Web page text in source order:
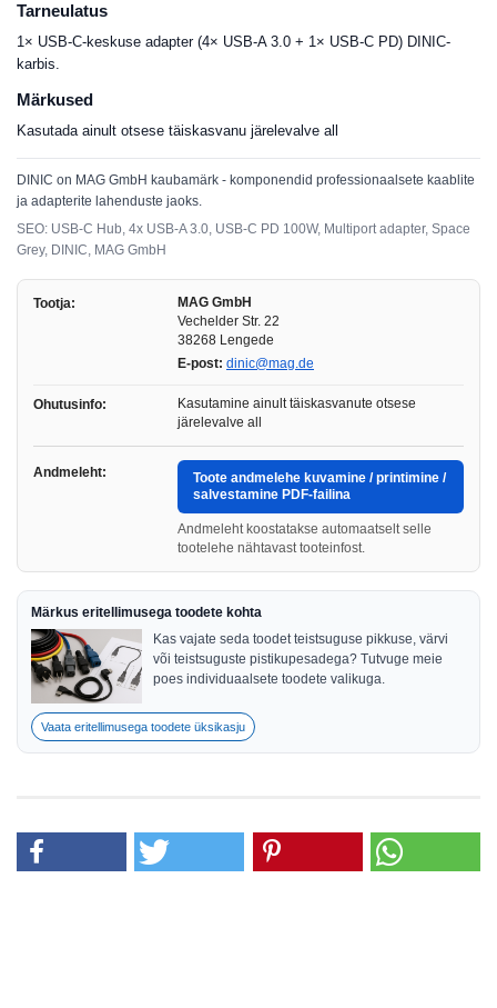
Tarneulatus
1× USB-C-keskuse adapter (4× USB-A 3.0 + 1× USB-C PD) DINIC-
karbis.
Märkused
Kasutada ainult otsese täiskasvanu järelevalve all
DINIC on MAG GmbH kaubamärk - komponendid professionaalsete kaablite
ja adapterite lahenduste jaoks.
SEO: USB-C Hub, 4x USB-A 3.0, USB-C PD 100W, Multiport adapter, Space
Grey, DINIC, MAG GmbH
Tootja:
MAG GmbH
Vechelder Str. 22
38268 Lengede
E-post: dinic@mag.de
Ohutusinfo:
Kasutamine ainult täiskasvanute otsese
järelevalve all
Andmeleht:
Toote andmelehe kuvamine / printimine /
salvestamine PDF-failina
Andmeleht koostatakse automaatselt selle
tootelehe nähtavast tooteinfost.
Märkus eritellimusega toodete kohta
Kas vajate seda toodet teistsuguse pikkuse, värvi
või teistsuguste pistikupesadega? Tutvuge meie
poes individuaalsete toodete valikuga.
Vaata eritellimusega toodete üksikasju